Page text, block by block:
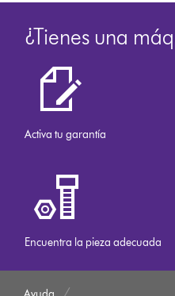
¿Tienes una
Activa tu garantía
Encuentra la pieza adecuada